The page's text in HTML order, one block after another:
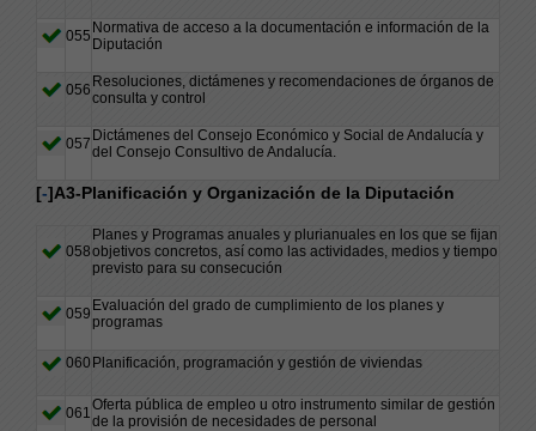
055 Normativa de acceso a la documentación e información de la
Diputación
056 Resoluciones, dictámenes y recomendaciones de órganos de
consulta y control
057 Dictámenes del Consejo Económico y Social de Andalucía y
del Consejo Consultivo de Andalucía.
[-]A3-Planificación y Organización de la Diputación
058
Planes y Programas anuales y plurianuales en los que se fijan
objetivos concretos, así como las actividades, medios y tiempo
previsto para su consecución
059 Evaluación del grado de cumplimiento de los planes y
programas
060 Planificación, programación y gestión de viviendas
061 Oferta pública de empleo u otro instrumento similar de gestión
de la provisión de necesidades de personal